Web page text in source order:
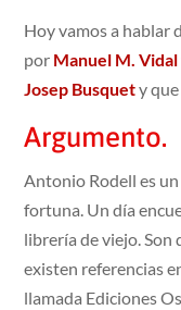
Hoy vamos a hablar
por Manuel M. Vidal
Josep Busquety
Argumento.
Antonio Rodell es
fortuna. Un día
librería de viejo. Son
existen referencias
llamada Ediciones